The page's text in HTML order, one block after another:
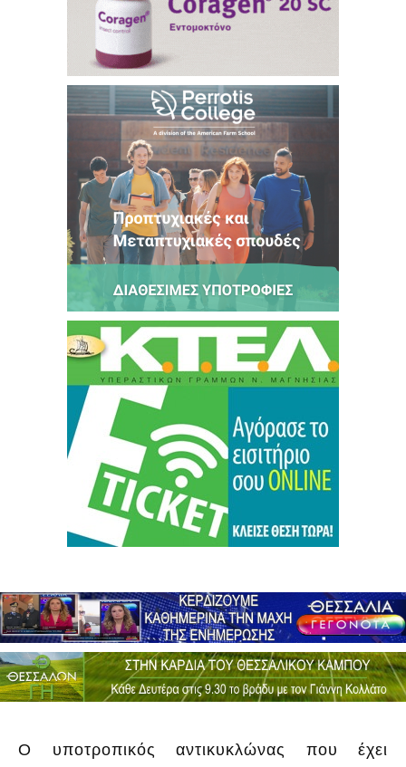
Ο υποτροπικός αντικυκλώνας που έχει